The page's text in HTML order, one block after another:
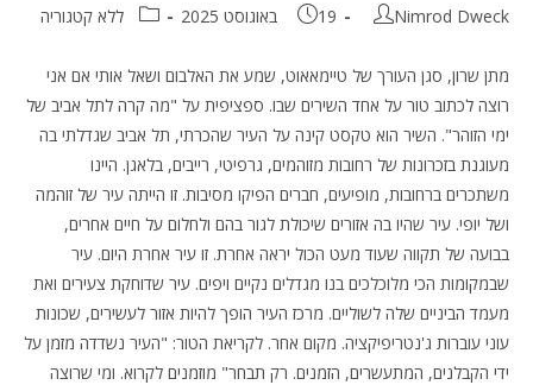
מחבר:
Nimrod Dweck פורסם:
19 באוגוסט 2025 קטגוריה:ללא קטגוריה
מתן שרון, סגן העורך של טיימאאוט, שמע את האלבום ושאל אותי אם אני
רוצה לכתוב טור על אחד השירים שבו. ספציפית על "מה קרה לתל אביב של
ימי הזוהר". השיר הוא טקסט קינה על העיר שהכרתי, תל אביב שגדלתי בה
מעוגנת בזכרונות של רחובות מזוהמים, גרפיטי, רייבים, בלאגן. היינו
משתכרים ברחובות, מופיעים, חברים הפיקו מסיבות. זו הייתה עיר של זוהמה
ושל יופי. עיר שהיו בה אזורים שיכולת לגור בהם ולחלום על חיים אחרים,
בבועה של תקווה שעוד מעט הכול יראה אחרת. זו עיר אחרת היום. עיר
שבמקומות הכי מלוכלכים בנו מגדלים נקיים ויפים. עיר שדוחקת צעירים ואת
מעמד הביניים שלה לשוליים. מרכז העיר הופך להיות אזור לעשירים, שכונות
עוני עוברות ג'נטריפיקציה. מקום אחר. לקריאת הטור: "העיר נשדדה מזמן על
ידי הקבלנים, המתעשרים, הזמנים. רק תבחר" מוזמנים לקרוא. ומי שרוצה